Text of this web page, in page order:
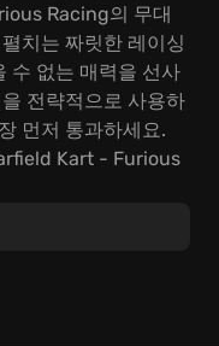
Racing의 무대
치는 짜릿한 레이싱
수 없는 매력을 선사
전략적으로 사용하
먼저 통과하세요.
Kart - Furious
있는 아이템 활용,